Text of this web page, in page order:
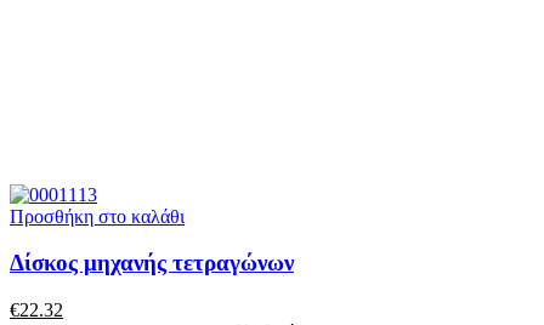
Προσθήκη στο καλάθι
Δίσκος μηχανής τετραγώνων
€22.32